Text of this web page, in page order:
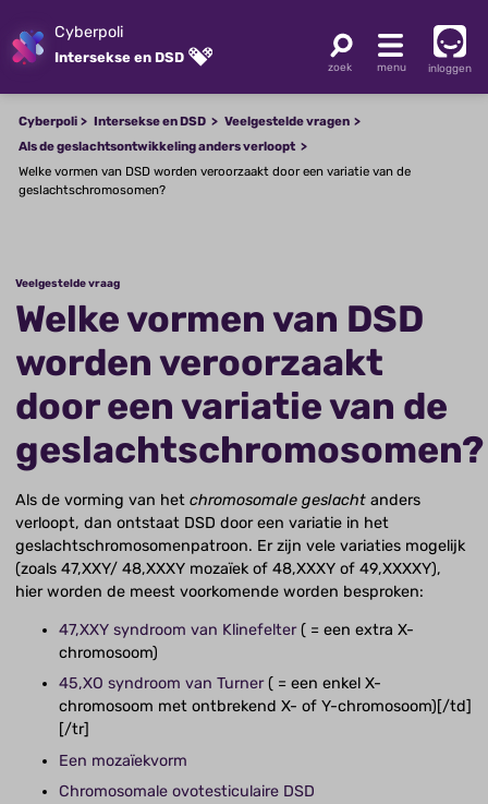
Cyberpoli
Intersekse en DSD
inloggen
Cyberpoli Intersekse en DSD
Veelgestelde vragen
Als de geslachtsontwikkeling anders verloopt
Welke vormen van DSD worden veroorzaakt door een variatie van de
geslachtschromosomen?
Veelgestelde vraag
Welke vormen van DSD
worden veroorzaakt
door een variatie van de
geslachtschromosomen?
Als de vorming van hetchromosomale geslacht anders
verloopt, dan ontstaat DSD door een variatie in het
geslachtschromosomenpatroon. Er zijn vele variaties mogelijk
(zoals 47,XXY/ 48,XXXY mozaïek of 48,XXXY of 49,XXXXY),
hier worden de meest voorkomende worden besproken:
47,XXY syndroom van Klinefelter( = een extra X-
chromosoom)
45,XO syndroom van Turner( = een enkel X-
chromosoom met ontbrekend X- of Y-chromosoom)[/td]
[/tr]
Een mozaïekvorm
Chromosomale ovotesticulaire DSD